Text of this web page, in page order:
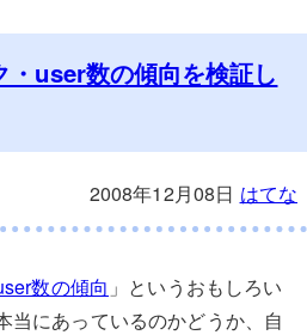
・user数の傾向を検証し
2008年12月08日 はてな
数の傾向 」というおもしろい
当にあっているのかどうか、自